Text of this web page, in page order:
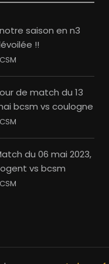
saison en n3
!!
de match du 13
bcsm vs coulogne
du 06 mai 2023,
vs bcsm